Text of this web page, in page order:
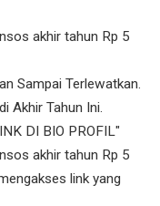
akhir tahun Rp 5
Sampai Terlewatkan.
Akhir Tahun Ini.
DI BIO PROFIL"
akhir tahun Rp 5
link yang